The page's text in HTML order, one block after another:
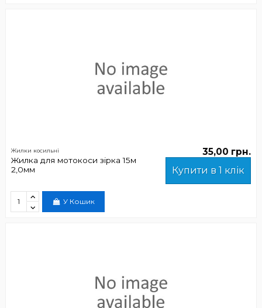
Жилки косильні
Жилка для мотокоси зірка 15м
2,0мм
35,00 грн.
Купити в 1 клік
У Кошик